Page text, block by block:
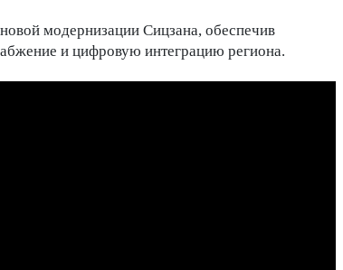
модернизации Сицзана, обеспечив
и цифровую интеграцию региона.